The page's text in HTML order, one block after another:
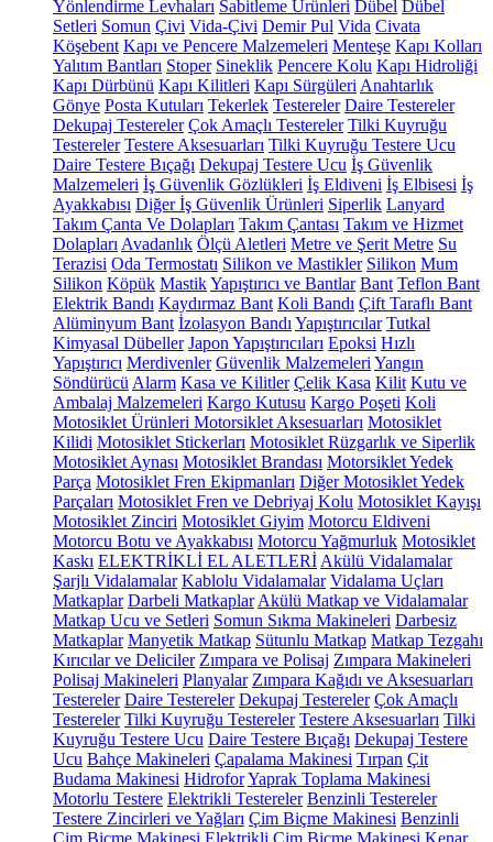
Yönlendirme Levhaları Sabitleme Ürünleri Dübel Dübel
Setleri Somun Çivi Vida-Çivi Demir Pul Vida Civata
Köşebent Kapı ve Pencere Malzemeleri Menteşe Kapı Kolları
Yalıtım Bantları Stoper Sineklik Pencere Kolu Kapı Hidroliği
Kapı Dürbünü Kapı Kilitleri Kapı Sürgüleri Anahtarlık
Gönye Posta Kutuları Tekerlek Testereler Daire Testereler
Dekupaj Testereler Çok Amaçlı Testereler Tilki Kuyruğu
Testereler Testere Aksesuarları Tilki Kuyruğu Testere Ucu
Daire Testere Bıçağı Dekupaj Testere Ucu İş Güvenlik
Malzemeleri İş Güvenlik Gözlükleri İş Eldiveni İş Elbisesi İş
Ayakkabısı Diğer İş Güvenlik Ürünleri Siperlik Lanyard
Takım Çanta Ve Dolapları Takım Çantası Takım ve Hizmet
Dolapları Avadanlık Ölçü Aletleri Metre ve Şerit Metre Su
Terazisi Oda Termostatı Silikon ve Mastikler Silikon Mum
Silikon Köpük MastikYapıştırıcı ve Bantlar Bant Teflon Bant
Elektrik Bandı Kaydırmaz Bant Koli Bandı Çift Taraflı Bant
Alüminyum Bant İzolasyon Bandı Yapıştırıcılar Tutkal
Kimyasal Dübeller Japon Yapıştırıcıları Epoksi Hızlı
Yapıştırıcı Merdivenler Güvenlik Malzemeleri Yangın
Söndürücü Alarm Kasa ve Kilitler Çelik Kasa Kilit Kutu ve
Ambalaj Malzemeleri Kargo Kutusu Kargo Poşeti Koli
Motosiklet Ürünleri Motorsiklet Aksesuarları Motosiklet
Kilidi Motosiklet Stickerları Motosiklet Rüzgarlık ve Siperlik
Motosiklet Aynası Motosiklet Brandası Motorsiklet Yedek
Parça Motosiklet Fren Ekipmanları Diğer Motosiklet Yedek
Parçaları Motosiklet Fren ve Debriyaj Kolu Motosiklet Kayışı
Motosiklet Zinciri Motosiklet Giyim Motorcu Eldiveni
Motorcu Botu ve Ayakkabısı Motorcu Yağmurluk Motosiklet
Kaskı ELEKTRİKLİ EL ALETLERİ Akülü Vidalamalar
Şarjlı Vidalamalar Kablolu Vidalamalar Vidalama Uçları
Matkaplar Darbeli Matkaplar Akülü Matkap ve Vidalamalar
Matkap Ucu ve Setleri Somun Sıkma Makineleri Darbesiz
Matkaplar Manyetik Matkap Sütunlu Matkap Matkap Tezgahı
Kırıcılar ve Deliciler Zımpara ve Polisaj Zımpara Makineleri
Polisaj Makineleri Planyalar Zımpara Kağıdı ve Aksesuarları
Testereler Daire Testereler Dekupaj Testereler Çok Amaçlı
Testereler Tilki Kuyruğu Testereler Testere Aksesuarları Tilki
Kuyruğu Testere Ucu Daire Testere Bıçağı Dekupaj Testere
Ucu Bahçe Makineleri Çapalama Makinesi Tırpan Çit
Budama Makinesi HidroforYaprak Toplama Makinesi
Motorlu Testere Elektrikli Testereler Benzinli Testereler
Testere Zincirleri ve Yağları Çim Biçme Makinesi Benzinli
Çim Biçme Makinesi Elektrikli Çim Biçme Makinesi Kenar